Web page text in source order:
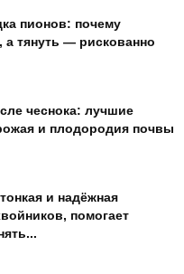
пионов: почему
тянуть — рискованно
чеснока: лучшие
и плодородия почвы
и надёжная
помогает